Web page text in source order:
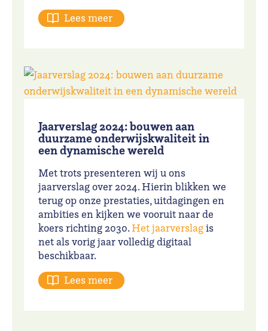
Lees meer
Jaarverslag 2024: bouwen aan
duurzame onderwijskwaliteit in
een dynamische wereld
Met trots presenteren wij u ons
jaarverslag over 2024. Hierin blikken we
terug op onze prestaties, uitdagingen en
ambities en kijken we vooruit naar de
koers richting 2030.Het jaarverslagis
net als vorig jaar volledig digitaal
beschikbaar.
Lees meer